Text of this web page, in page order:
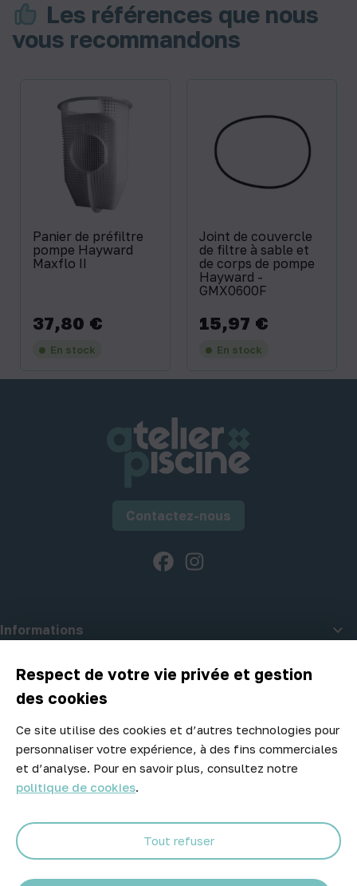
Respect de votre vie privée et gestion
des cookies
Ce site utilise des cookies et d’autres technologies pour
personnaliser votre expérience, à des fins commerciales
et d’analyse. Pour en savoir plus, consultez notre
politique de cookies.
Tout refuser
Les références que nous
vous recommandons
Panier de préfiltre
pompe Hayward
Maxflo II
Prix
37,80 €
En stock
Joint de couvercle
de filtre à sable et
de corps de pompe
Hayward -
GMX0600F
Prix
15,97 €
En stock
Contactez-nous
Facebook
Informations 
A propos d'Atelier Piscine
Newsletter
Ne manquez aucune opportunité ! Restez informé de nos meilleurs
prix et nouveaux arrivages.
Abonnez-vous